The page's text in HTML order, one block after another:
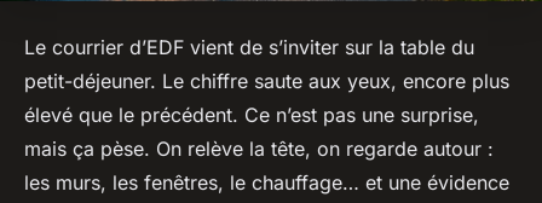
Le courrier d’EDF vient de s’inviter sur la table du
petit-déjeuner. Le chiffre saute aux yeux, encore plus
élevé que le précédent. Ce n’est pas une surprise,
mais ça pèse. On relève la tête, on regarde autour :
les murs, les fenêtres, le chauffage… et une évidence